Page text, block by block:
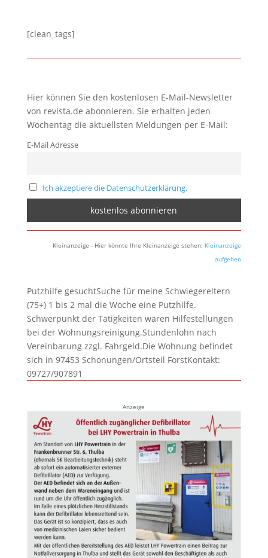
[clean_tags]
Hier können Sie den kostenlosen E-Mail-Newsletter
von revista.de abonnieren. Sie erhalten jeden
Wochentag die aktuellsten Meldungen per E-Mail:
E-Mail Adresse
Ich akzeptiere die Datenschutzerklärung.
Kleinanzeige - Hier könnte Ihre Kleinanzeige stehen: Kleinanzeige
aufgeben
Putzhilfe gesuchtSuche für meine Schwiegereltern
(75+) 1 bis 2 mal die Woche eine Putzhilfe.
Schwerpunkt der Tätigkeiten wären Hilfestellungen
bei der Wohnungsreinigung.Stundenlohn nach
Vereinbarung zzgl. Fahrgeld.Die Wohnung befindet
sich in 97453 Schonungen/Ortsteil ForstKontakt:
09727/907891
Anzeige